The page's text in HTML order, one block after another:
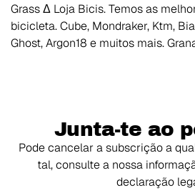
Grass Δ Loja Bicis. Temos as
bicicleta. Cube, Mondraker, Ktm,
Ghost, Argon18 e muitos mais.
Junta-te ao
Pode cancelar a subscrição a
tal, consulte a nossa
declaração